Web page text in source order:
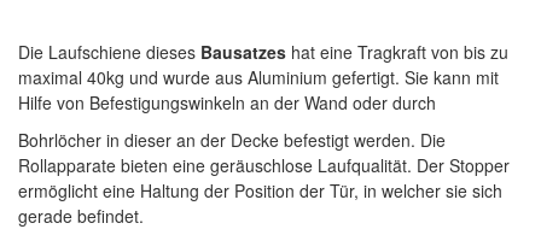
Die Laufschiene dieses Bausatzes hat eine Tragkraft von bis zu
maximal 40kg und wurde aus Aluminium gefertigt. Sie kann mit
Hilfe von Befestigungswinkeln an der Wand oder durch
Bohrlöcher in dieser an der Decke befestigt werden. Die
Rollapparate bieten eine geräuschlose Laufqualität. Der Stopper
ermöglicht eine Haltung der Position der Tür, in welcher sie sich
gerade befindet.